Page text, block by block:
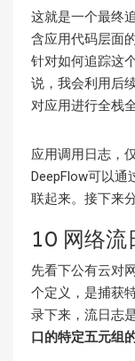
这就是一个最终
含应用代码层面
针对如何追踪这
说，我会利用后
对应用进行全栈
应用调用日志，
DeepFlow可以通
联起来。接下来
10 网络流
先看下公有云对
个定义，是捕获
录下来，流日志
口的特定五元组